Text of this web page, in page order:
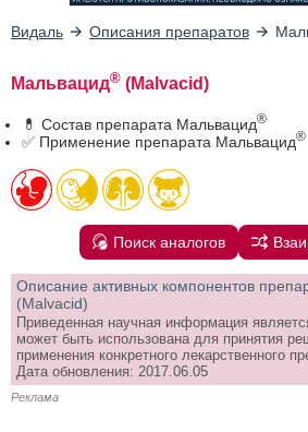
Видаль Описания препаратов
Мальвацид® (Malvacid)
💊 Состав препарата Мальвацид®
✅ Применение препарата Мальвацид®
Поиск аналогов
Описание активных компонентов
(Malvacid)
Приведенная научная информация
может быть использована для принятия
применения конкретного лекарственного
Дата обновления: 2017.06.05
Реклама